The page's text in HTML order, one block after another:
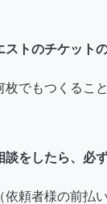
ストのチケット
枚でもつくるこ
談をしたら、必
依頼者様の前払